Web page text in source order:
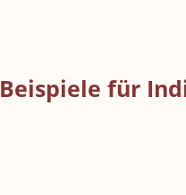
Beispiele für